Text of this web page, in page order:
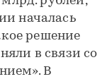
началась
решение
в связи со
В